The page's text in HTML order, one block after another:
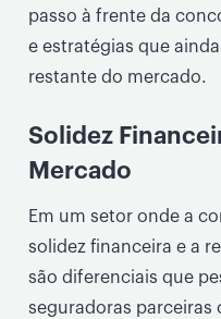
passo à frente da
e estratégias que
restante do mercado.
Solidez
Mercado
Em um setor onde a
solidez financeira e a
são diferenciais que
seguradoras parceiras